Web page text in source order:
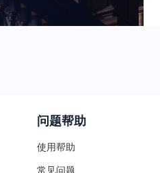
问题帮助
使用帮助
常见问题